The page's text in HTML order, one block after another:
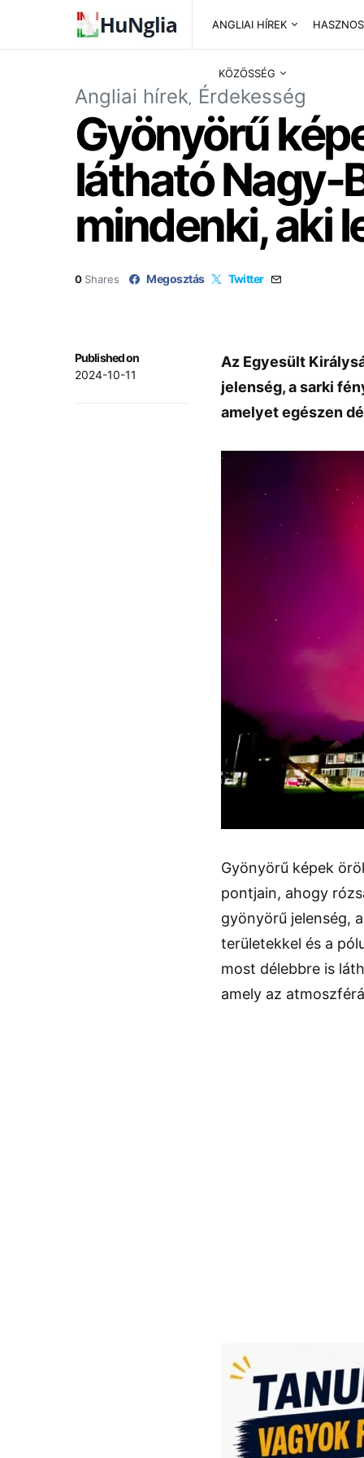
ANGLIAI HÍREK
KÖZÖSSÉG
Angliai hírek Érdekesség
Gyönyörű
látható Nagy-
mindenki, aki
0 Shares Megosztás Twitter
Published on
2024-10-11
Az Egyesült
jelenség, a sarki
amelyet egészen
Gyönyörű képek
pontjain, ahogy
gyönyörű jelenség,
területekkel és a
most délebbre is
amely az